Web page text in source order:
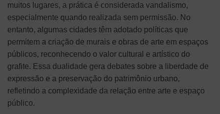
muitos lugares, a prática é considerada vandalismo,
especialmente quando realizada sem permissão. No
entanto, algumas cidades têm adotado políticas que
permitem a criação de murais e obras de arte em espaços
públicos, reconhecendo o valor cultural e artístico do
grafite. Essa dualidade gera debates sobre a liberdade de
expressão e a preservação do patrimônio urbano,
refletindo a complexidade da relação entre arte e espaço
público.